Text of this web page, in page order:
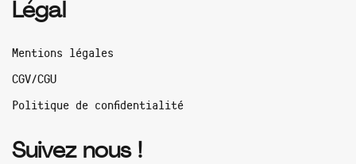
Légal
Mentions légales
CGV/CGU
Politique de confidentialité
Suivez nous !